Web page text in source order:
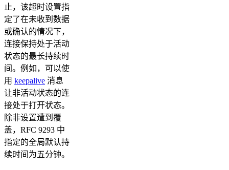
止，该超时设置指
定了在未收到数据
或确认的情况下，
连接保持处于活动
状态的最长持续时
间。例如，可以使
用 keepalive 消息
让非活动状态的连
接处于打开状态。
除非设置遭到覆
盖，RFC 9293 中
指定的全局默认持
续时间为五分钟。